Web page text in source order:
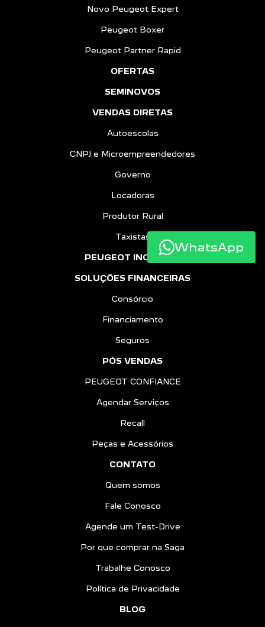
Novo Peugeot Expert
Peugeot Boxer
Peugeot Partner Rapid
OFERTAS
SEMINOVOS
VENDAS DIRETAS
Autoescolas
CNPJ e Microempreendedores
Governo
Locadoras
Produtor Rural
Taxistas
PEUGEOT INCLUSÃO
SOLUÇÕES FINANCEIRAS
Consórcio
Financiamento
Seguros
PÓS VENDAS
PEUGEOT CONFIANCE
Agendar Serviços
Recall
Peças e Acessórios
CONTATO
Quem somos
Fale Conosco
Agende um Test-Drive
Por que comprar na Saga
Trabalhe Conosco
Política de Privacidade
BLOG
WhatsApp